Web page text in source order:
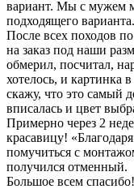
вариант. Мы с мужем
подходящего варианта.
После всех походов
на заказ под наши
обмерил, посчитал,
хотелось, и картинка
скажу, что это самый
вписалась и цвет
Примерно через 2
красавицу!
помучиться с
получился отменный.
Большое всем